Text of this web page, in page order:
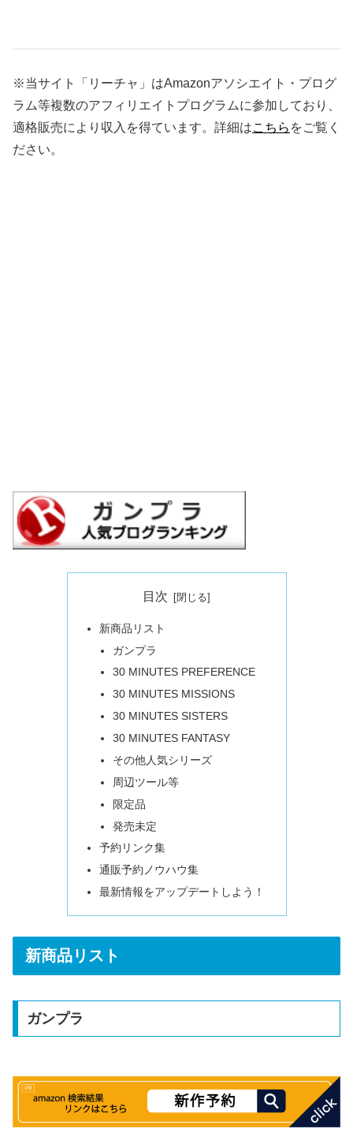
※当サイト「リーチャ」はAmazonアソシエイト・プログ
ラム等複数のアフィリエイトプログラムに参加しており、
適格販売により収入を得ています。詳細はこちら をご覧く
ださい。
目次
新商品リスト
ガンプラ
30 MINUTES PREFERENCE
30 MINUTES MISSIONS
30 MINUTES SISTERS
30 MINUTES FANTASY
その他人気シリーズ
周辺ツール等
限定品
発売未定
予約リンク集
通販予約ノウハウ集
最新情報をアップデートしよう！
新商品リスト
ガンプラ